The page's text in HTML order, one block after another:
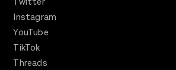
Instagram
YouTube
TikTok
Threads